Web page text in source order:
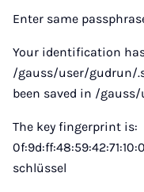
Enter same
Your identification
/gauss/user/gudrun/
been saved in /
The key fingerprint is:
schlüssel